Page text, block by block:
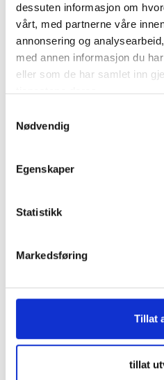
dessuten informasjon om
vårt, med partnerne våre
annonsering og
med annen informasjon du
eller som de har samlet inn
tjenestene deres.
Nødvendig
Egenskaper
Statistikk
Markedsføring
Tillat
tillat
2 x COB LED, 320 lm
1 x SMD-LED (toppljus)
Kompakt pennmodell
Magnet- och bältesc..
mer info
Produktnummer: 63679
Dela den här produkten
Beskrivning
(toppljus) Kompakt pennmodell